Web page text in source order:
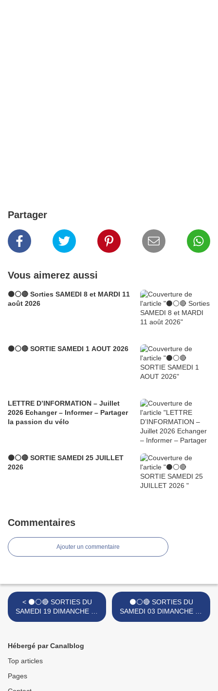
Partager
Vous aimerez aussi
⚫⚪🔴 Sorties SAMEDI 8 et MARDI 11
août 2026
⚫⚪🔴 SORTIE SAMEDI 1 AOUT 2026
LETTRE D’INFORMATION – Juillet
2026 Echanger – Informer – Partager
la passion du vélo
⚫⚪🔴 SORTIE SAMEDI 25 JUILLET
2026
Commentaires
Ajouter un commentaire
< ⚫⚪🔴 SORTIES DU
SAMEDI 19 DIMANCHE 20
ET LUNDI 21 AVRIL 2025.
⚫⚪🔴 SORTIES DU
SAMEDI 03 DIMANCHE 04
ET LUNDI 05 MAI 2025. >
Hébergé par Canalblog
Top articles
Pages